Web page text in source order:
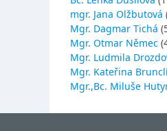
mgr. Jana Olžbutová
Mgr. Dagmar Tichá
Mgr. Otmar Němec
Mgr. Ludmila
Mgr. Kateřina
Mgr.,Bc. Miluše